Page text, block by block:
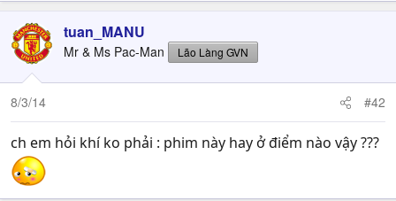
tuan_MANU
Mr & Ms Pac-Man Lão Làng GVN
8/3/14 #42
ch em hỏi khí ko phải : phim này hay ở điểm nào vậy ???